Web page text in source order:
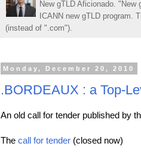
New gTLD Aficionado.
ICANN new gTLD program.
(instead of ".com").
Monday, December 20, 2010
.BORDEAUX : a Top-
An old call for tender published by
The call for tender (closed now)